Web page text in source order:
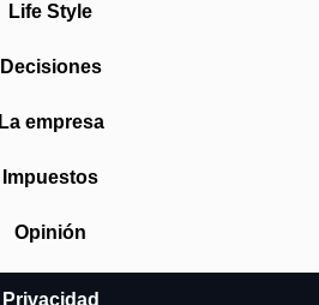
Life Style
Decisiones
La empresa
Impuestos
Opinión
Privacidad